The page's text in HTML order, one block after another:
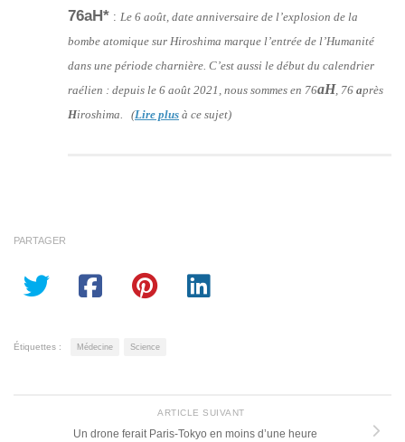
76aH* : Le 6 août, date anniversaire de l’explosion de la
bombe atomique sur Hiroshima marque l’entrée de l’Humanité
dans une période charnière. C’est aussi le début du calendrier
raélien : depuis le 6 août 2021, nous sommes en 76aH, 76 après
Hiroshima. (Lire plus à ce sujet)
PARTAGER
Étiquettes : Médecine Science
ARTICLE SUIVANT
Un drone ferait Paris-Tokyo en moins d’une heure